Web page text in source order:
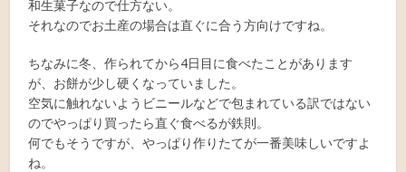
和生菓子なので仕方ない。
それなのでお土産の場合は直ぐに合う方向けですね。
ちなみに冬、作られてから4日目に食べたことがあります
が、お餅が少し硬くなっていました。
空気に触れないようビニールなどで包まれている訳ではない
のでやっぱり買ったら直ぐ食べるが鉄則。
何でもそうですが、やっぱり作りたてが一番美味しいですよ
ね。